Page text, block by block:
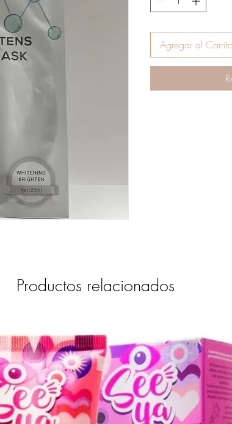
Agregar al
Productos relacionados